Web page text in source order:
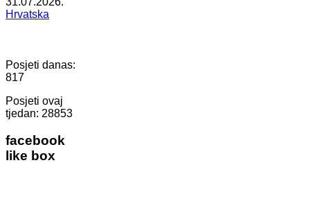
Hrvatska
Posjeti danas:
817
Posjeti ovaj
tjedan: 28853
facebook
like box